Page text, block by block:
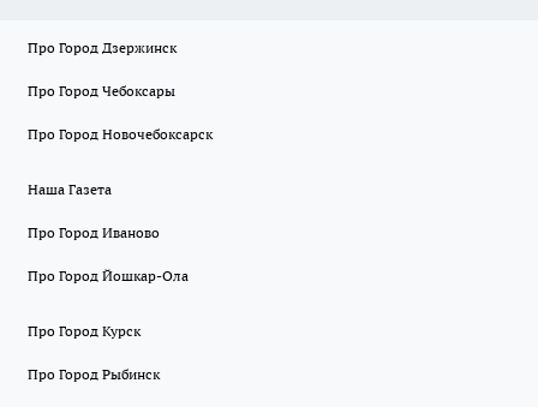
Про Город Дзержинск
Про Город Чебоксары
Про Город Новочебоксарск
Наша Газета
Про Город Иваново
Про Город Йошкар-Ола
Про Город Курск
Про Город Рыбинск